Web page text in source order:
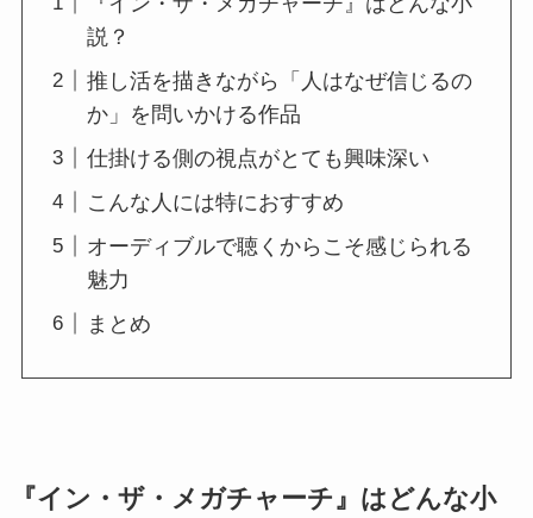
説？
推し活を描きながら「人はなぜ信じるの
か」を問いかける作品
仕掛ける側の視点がとても興味深い
こんな人には特におすすめ
オーディブルで聴くからこそ感じられる
魅力
まとめ
『イン・ザ・メガチャーチ』はどんな小